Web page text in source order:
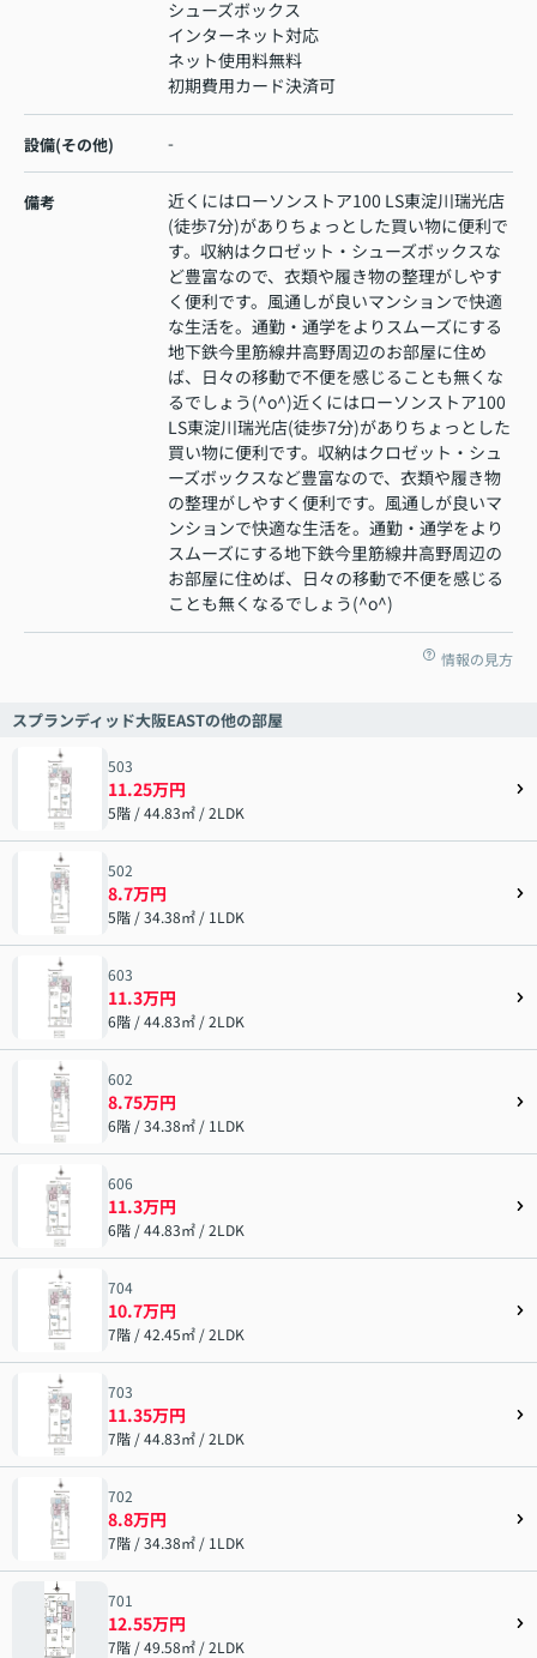
シューズボックス
インターネット対応
ネット使用料無料
初期費用カード決済可
設備(その他) -
備考
近くにはローソンストア100 LS東淀川瑞光店
(徒歩7分)がありちょっとした買い物に便利で
す。収納はクロゼット・シューズボックスな
ど豊富なので、衣類や履き物の整理がしやす
く便利です。風通しが良いマンションで快適
な生活を。通勤・通学をよりスムーズにする
地下鉄今里筋線井高野周辺のお部屋に住め
ば、日々の移動で不便を感じることも無くな
るでしょう(^o^)近くにはローソンストア100
LS東淀川瑞光店(徒歩7分)がありちょっとした
買い物に便利です。収納はクロゼット・シュ
ーズボックスなど豊富なので、衣類や履き物
の整理がしやすく便利です。風通しが良いマ
ンションで快適な生活を。通勤・通学をより
スムーズにする地下鉄今里筋線井高野周辺の
お部屋に住めば、日々の移動で不便を感じる
ことも無くなるでしょう(^o^)
情報の見方
スプランディッド大阪EASTの他の部屋
503
11.25万円
5階 / 44.83㎡ / 2LDK
502
8.7万円
5階 / 34.38㎡ / 1LDK
603
11.3万円
6階 / 44.83㎡ / 2LDK
602
8.75万円
6階 / 34.38㎡ / 1LDK
606
11.3万円
6階 / 44.83㎡ / 2LDK
704
10.7万円
7階 / 42.45㎡ / 2LDK
703
11.35万円
7階 / 44.83㎡ / 2LDK
702
8.8万円
7階 / 34.38㎡ / 1LDK
701
12.55万円
7階 / 49.58㎡ / 2LDK